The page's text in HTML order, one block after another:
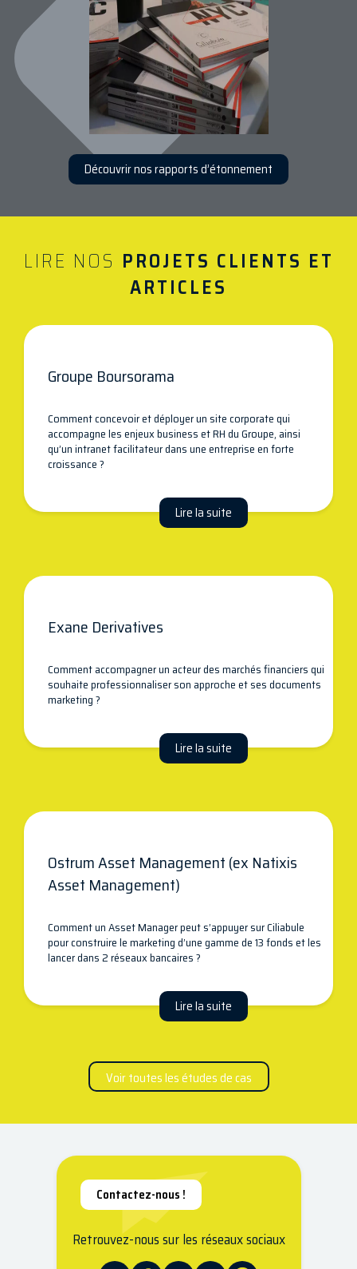
Découvrir nos rapports d’étonnement
LIRE NOS PROJETS CLIENTS ET
ARTICLES
Groupe Boursorama
Comment concevoir et déployer un site corporate qui
accompagne les enjeux business et RH du Groupe, ainsi
qu’un intranet facilitateur dans une entreprise en forte
croissance ?
Lire la suite
Exane Derivatives
Comment accompagner un acteur des marchés financiers qui
souhaite professionnaliser son approche et ses documents
marketing ?
Lire la suite
Ostrum Asset Management (ex Natixis
Asset Management)
Comment un Asset Manager peut s’appuyer sur Ciliabule
pour construire le marketing d’une gamme de 13 fonds et les
lancer dans 2 réseaux bancaires ?
Lire la suite
Voir toutes les études de cas
Contactez-nous !
Retrouvez-nous sur les réseaux sociaux